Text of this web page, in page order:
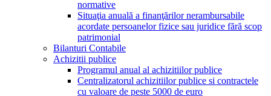
normative
Situaţia anuală a finanţărilor nerambursabile
acordate persoanelor fizice sau juridice fără scop
patrimonial
Bilanturi Contabile
Achizitii publice
Programul anual al achizitiilor publice
Centralizatorul achizitiilor publice si contractele
cu valoare de peste 5000 de euro